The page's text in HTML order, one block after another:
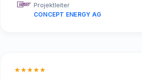
Projektleiter
CONCEPT ENERGY AG
★★★★★